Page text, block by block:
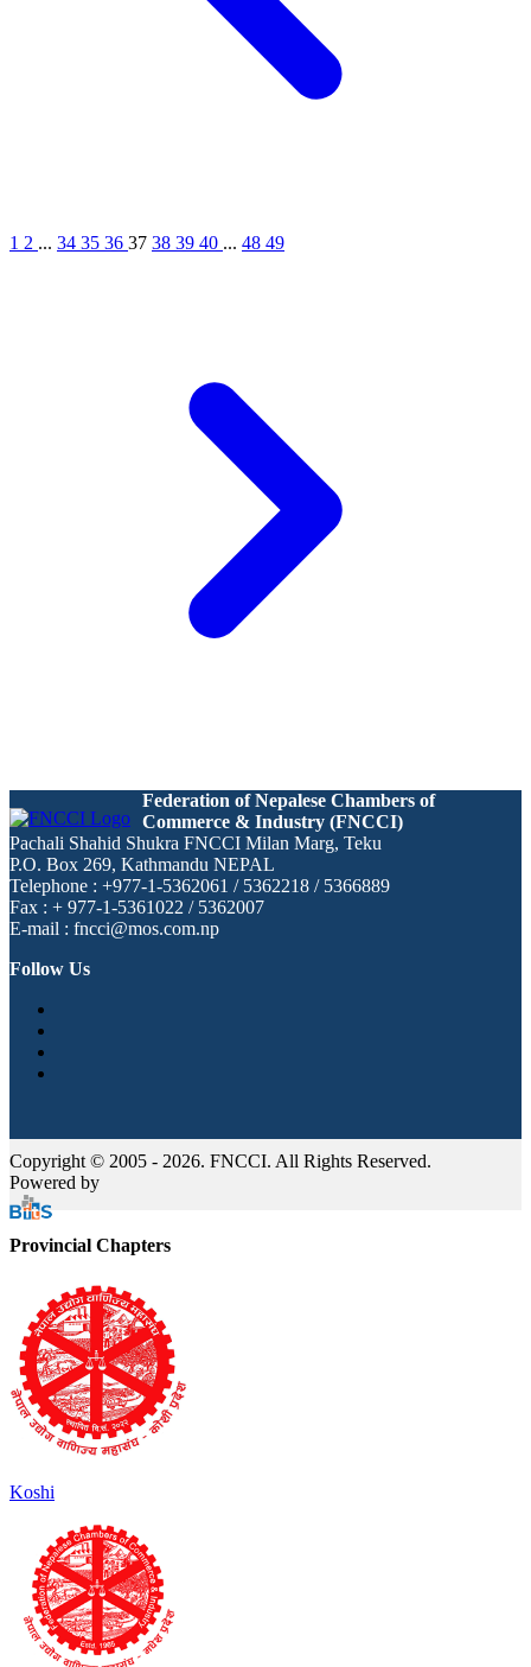
1 2 ... 34 35 36 37 38 39 40 ... 48 49
Federation of Nepalese Chambers of
Commerce & Industry (FNCCI)
Pachali Shahid Shukra FNCCI Milan Marg, Teku
P.O. Box 269, Kathmandu NEPAL
Telephone : +977-1-5362061 / 5362218 / 5366889
Fax : + 977-1-5361022 / 5362007
E-mail : fncci@mos.com.np
Follow Us
Copyright © 2005 - 2026. FNCCI. All Rights Reserved.
Powered by
Provincial Chapters
Koshi